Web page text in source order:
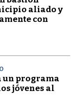
aliado y
con
un programa
jóvenes al